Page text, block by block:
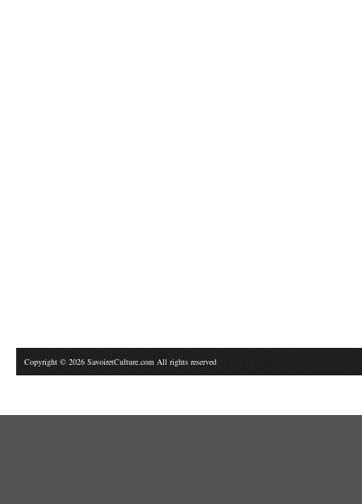
Copyright © 2026 SavoiretCulture.com All rights reserved